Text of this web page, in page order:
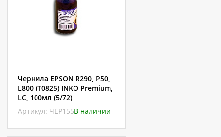
Чернила EPSON R290, P50,
L800 (T0825) INKO Premium,
LC, 100мл (5/72)
Артикул: ЧЕР155В наличии